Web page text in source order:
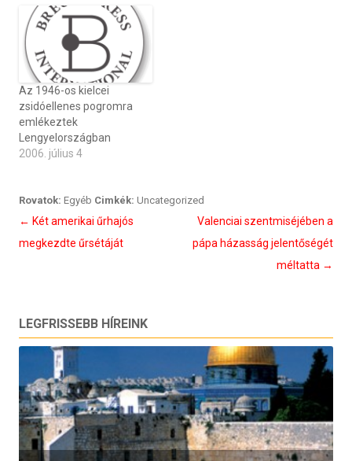
Az 1946-os kielcei
zsidóellenes pogromra
emlékeztek
Lengyelországban
2006. július 4
Rovatok: Egyéb Cimkék: Uncategorized
Bejegyzés
navigáció
← Két amerikai űrhajós
megkezdte űrsétáját
Valenciai szentmiséjében a
pápa házasság jelentőségét
méltatta →
LEGFRISSEBB HÍREINK